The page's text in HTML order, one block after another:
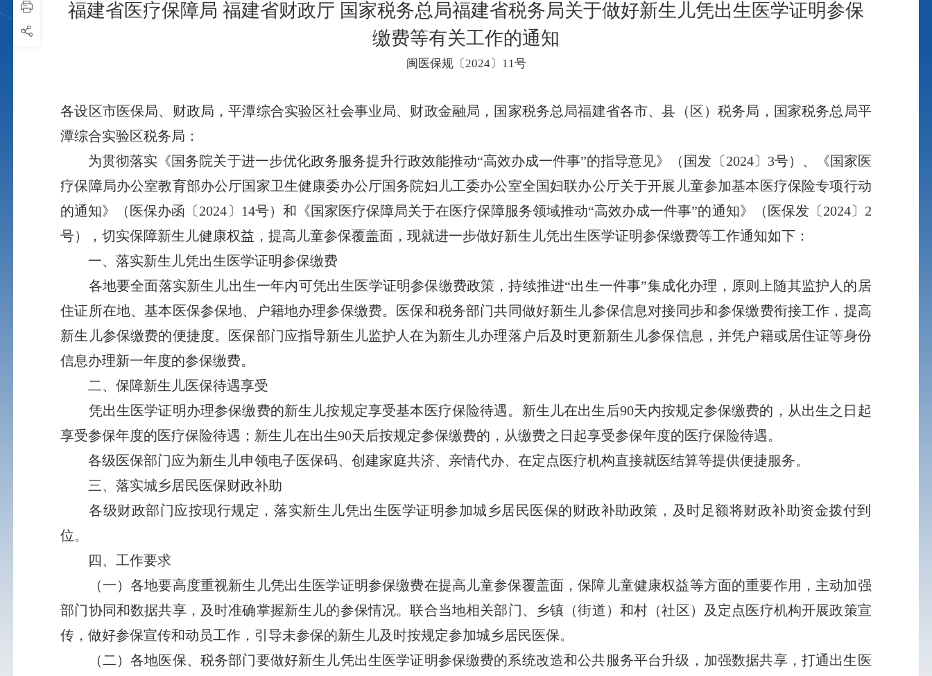
福建省医疗保障局 福建省财政厅 国家税务总局福建省税务局关于做好新生儿凭出生医学证明参保
缴费等有关工作的通知
闽医保规〔2024〕11号
各设区市医保局、财政局，平潭综合实验区社会事业局、财政金融局，国家税务总局福建省各市、县（区）税务局，国家税务总局平
潭综合实验区税务局：
为贯彻落实《国务院关于进一步优化政务服务提升行政效能推动“高效办成一件事”的指导意见》（国发〔2024〕3号）、《国家医
疗保障局办公室教育部办公厅国家卫生健康委办公厅国务院妇儿工委办公室全国妇联办公厅关于开展儿童参加基本医疗保险专项行动
的通知》（医保办函〔2024〕14号）和《国家医疗保障局关于在医疗保障服务领域推动“高效办成一件事”的通知》（医保发〔2024〕2
号），切实保障新生儿健康权益，提高儿童参保覆盖面，现就进一步做好新生儿凭出生医学证明参保缴费等工作通知如下：
一、落实新生儿凭出生医学证明参保缴费
各地要全面落实新生儿出生一年内可凭出生医学证明参保缴费政策，持续推进“出生一件事”集成化办理，原则上随其监护人的居
住证所在地、基本医保参保地、户籍地办理参保缴费。医保和税务部门共同做好新生儿参保信息对接同步和参保缴费衔接工作，提高
新生儿参保缴费的便捷度。医保部门应指导新生儿监护人在为新生儿办理落户后及时更新新生儿参保信息，并凭户籍或居住证等身份
信息办理新一年度的参保缴费。
二、保障新生儿医保待遇享受
凭出生医学证明办理参保缴费的新生儿按规定享受基本医疗保险待遇。新生儿在出生后90天内按规定参保缴费的，从出生之日起
享受参保年度的医疗保险待遇；新生儿在出生90天后按规定参保缴费的，从缴费之日起享受参保年度的医疗保险待遇。
各级医保部门应为新生儿申领电子医保码、创建家庭共济、亲情代办、在定点医疗机构直接就医结算等提供便捷服务。
三、落实城乡居民医保财政补助
各级财政部门应按现行规定，落实新生儿凭出生医学证明参加城乡居民医保的财政补助政策，及时足额将财政补助资金拨付到
位。
四、工作要求
（一）各地要高度重视新生儿凭出生医学证明参保缴费在提高儿童参保覆盖面，保障儿童健康权益等方面的重要作用，主动加强
部门协同和数据共享，及时准确掌握新生儿的参保情况。联合当地相关部门、乡镇（街道）和村（社区）及定点医疗机构开展政策宣
传，做好参保宣传和动员工作，引导未参保的新生儿及时按规定参加城乡居民医保。
（二）各地医保、税务部门要做好新生儿凭出生医学证明参保缴费的系统改造和公共服务平台升级，加强数据共享，打通出生医